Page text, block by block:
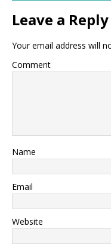
Leave a Reply
Your email address will
Comment
Name
Email
Website